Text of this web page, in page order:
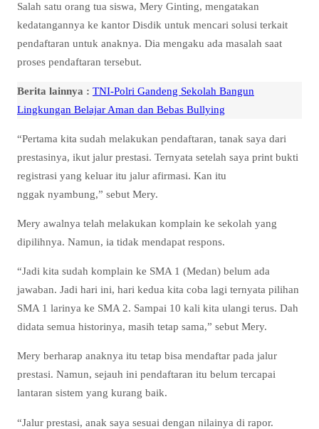
Salah satu orang tua siswa, Mery Ginting, mengatakan
kedatangannya ke kantor Disdik untuk mencari solusi terkait
pendaftaran untuk anaknya. Dia mengaku ada masalah saat
proses pendaftaran tersebut.
Berita lainnya : TNI-Polri Gandeng Sekolah Bangun
Lingkungan Belajar Aman dan Bebas Bullying
“Pertama kita sudah melakukan pendaftaran, tanak saya dari
prestasinya, ikut jalur prestasi. Ternyata setelah saya print bukti
registrasi yang keluar itu jalur afirmasi. Kan itu
nggak nyambung,” sebut Mery.
Mery awalnya telah melakukan komplain ke sekolah yang
dipilihnya. Namun, ia tidak mendapat respons.
“Jadi kita sudah komplain ke SMA 1 (Medan) belum ada
jawaban. Jadi hari ini, hari kedua kita coba lagi ternyata pilihan
SMA 1 larinya ke SMA 2. Sampai 10 kali kita ulangi terus. Dah
didata semua historinya, masih tetap sama,” sebut Mery.
Mery berharap anaknya itu tetap bisa mendaftar pada jalur
prestasi. Namun, sejauh ini pendaftaran itu belum tercapai
lantaran sistem yang kurang baik.
“Jalur prestasi, anak saya sesuai dengan nilainya di rapor.